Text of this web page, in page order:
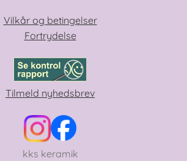
Vilkår og betingelser
Fortrydelse
Tilmeld nyhedsbrev
kks keramik